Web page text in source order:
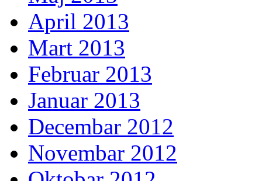
April 2013
Mart 2013
Februar 2013
Januar 2013
Decembar 2012
Novembar 2012